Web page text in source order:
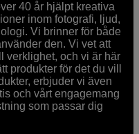
40 år hjälpt kreativa
inom fotografi, ljud,
Vi brinner för både
den. Vi vet att
verklighet, och vi är här
produkter för det du vill
erbjuder vi även
och vårt engagemang
som passar dig